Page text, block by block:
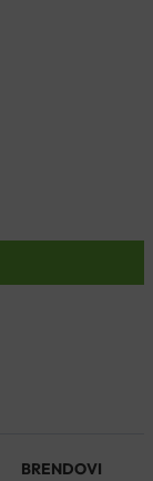
BRENDOVI